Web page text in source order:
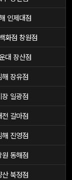
인제대점
화점 창원점
대 장산점
해 장유점
장 일광점
전 갈마점
해 진영점
원 동해점
산 북정점